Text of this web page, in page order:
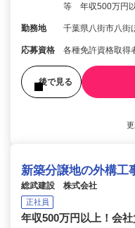
等 年収500万
勤務地 千葉県八街市八街
応募資格 各種免許資格取得
後で見る
新築分譲地の外構工
総武建設 株式会社
正社員
年収500万円以上！会